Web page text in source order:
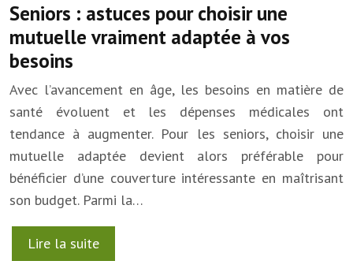
Seniors : astuces pour choisir une
mutuelle vraiment adaptée à vos
besoins
Avec l’avancement en âge, les besoins en matière de
santé évoluent et les dépenses médicales ont
tendance à augmenter. Pour les seniors, choisir une
mutuelle adaptée devient alors préférable pour
bénéficier d’une couverture intéressante en maîtrisant
son budget. Parmi la…
Lire la suite